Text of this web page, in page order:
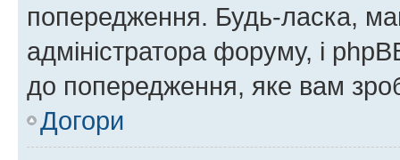
попередження. Будь-ласка,
адміністратора форуму, і
до попередження, яке вам
Догори